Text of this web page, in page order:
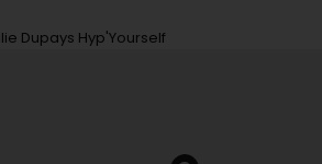
Dupays Hyp'Yourself